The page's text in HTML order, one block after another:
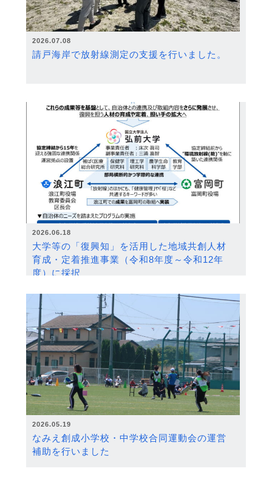
2026.07.08
請戸海岸で放射線測定の支援を行いました。
2026.06.18
大学等の「復興知」を活用した地域共創人材
育成・定着推進事業（令和8年度～令和12年
度）に採択
2026.05.19
なみえ創成小学校・中学校合同運動会の運営
補助を行いました